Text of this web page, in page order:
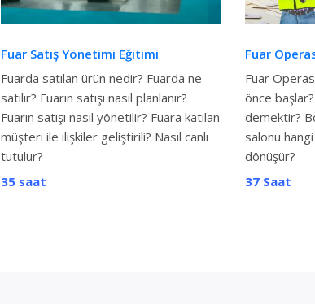
Fuar Satış Yönetimi Eğitimi
Fuarda satılan ürün nedir? Fuarda ne
satılır? Fuarın satışı nasıl planlanır?
Fuarın satışı nasıl yönetilir? Fuara katılan
müşteri ile ilişkiler geliştirili? Nasıl canlı
tutulur?
35 saat
Fuar
Fuar
önce
demektir?
salonu
dönüşür?
37 Saat